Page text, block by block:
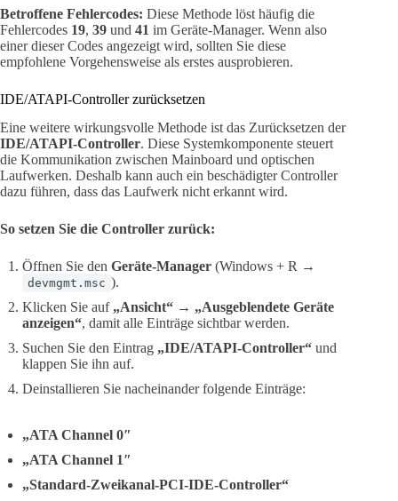
Betroffene Fehlercodes: Diese Methode löst häufig die
Fehlercodes 19, 39 und 41 im Geräte-Manager. Wenn also
einer dieser Codes angezeigt wird, sollten Sie diese
empfohlene Vorgehensweise als erstes ausprobieren.
IDE/ATAPI-Controller zurücksetzen
Eine weitere wirkungsvolle Methode ist das Zurücksetzen der
IDE/ATAPI-Controller. Diese Systemkomponente steuert
die Kommunikation zwischen Mainboard und optischen
Laufwerken. Deshalb kann auch ein beschädigter Controller
dazu führen, dass das Laufwerk nicht erkannt wird.
So setzen Sie die Controller zurück:
Öffnen Sie den Geräte-Manager (Windows + R →
devmgmt.msc ).
Klicken Sie auf „Ansicht“ → „Ausgeblendete Geräte
anzeigen“, damit alle Einträge sichtbar werden.
Suchen Sie den Eintrag „IDE/ATAPI-Controller“ und
klappen Sie ihn auf.
Deinstallieren Sie nacheinander folgende Einträge:
„ATA Channel 0″
„ATA Channel 1″
„Standard-Zweikanal-PCI-IDE-Controller“